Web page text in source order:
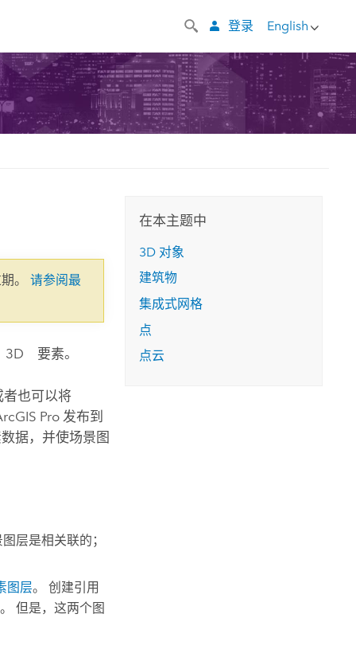
English
登录
期。请参阅最
3D 要素。
者也可以将
Pro 发布到
据，并使场景图
层是相关联的；
图层。 创建引用
但是，这两个图
在本主题中
3D 对象
建筑物
集成式网格
点
点云